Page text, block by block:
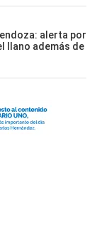
alerta por
llano además de